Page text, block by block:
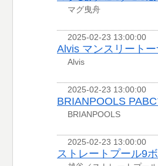
マグ曳舟
2025-02-23 13:00:00
Alvis マンスリート
Alvis
2025-02-23 13:00:00
BRIANPOOLS
BRIANPOOLS
2025-02-23 13:00:00
ストレートプール9